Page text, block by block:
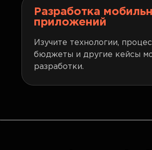
Разработка
приложений
Изучите технологии,
бюджеты и другие кейсы
разработки.